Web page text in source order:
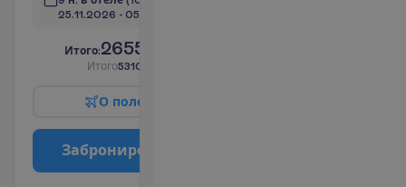
25.11.2026 - 05.12.2026
Итого:2655.00
Итого5310.00
О поле
Заброниро